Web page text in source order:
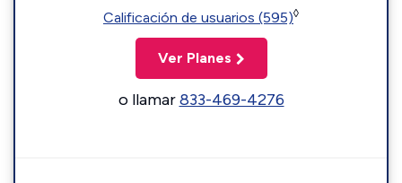
Calificación de usuarios (595)◊
Ver Planes
o llamar833-469-4276